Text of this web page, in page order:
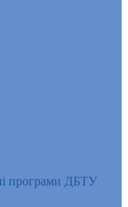
програми ДБТУ